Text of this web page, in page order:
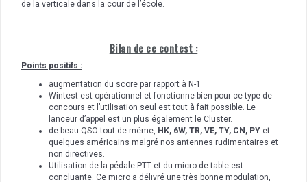
de la verticale dans la cour de l’école.
Bilan de ce contest :
Points positifs :
augmentation du score par rapport à N-1
Wintest est opérationnel et fonctionne bien pour ce type de
concours et l’utilisation seul est tout à fait possible. Le
lanceur d’appel est un plus également le Cluster.
de beau QSO tout de même, HK, 6W, TR, VE, TY, CN, PY et
quelques américains malgré nos antennes rudimentaires et
non directives.
Utilisation de la pédale PTT et du micro de table est
concluante. Ce micro a délivré une très bonne modulation,